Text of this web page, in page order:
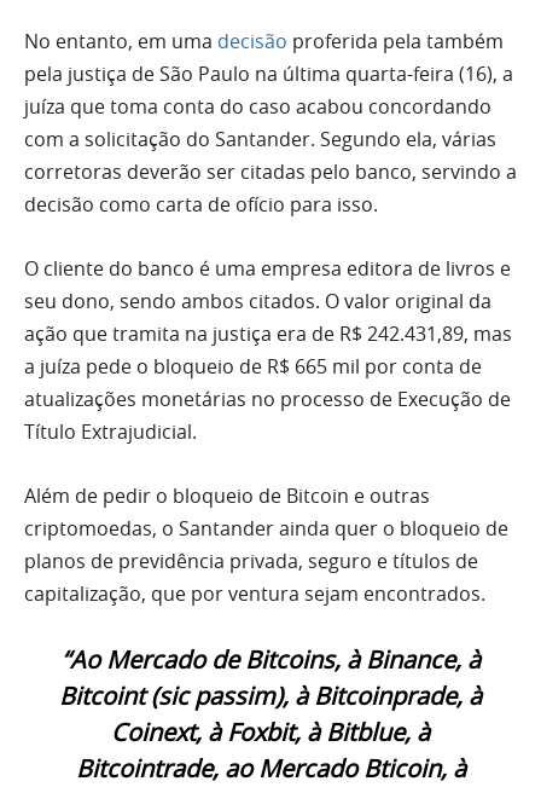
No entanto, em uma decisão proferida pela também
pela justiça de São Paulo na última quarta-feira (16), a
juíza que toma conta do caso acabou concordando
com a solicitação do Santander. Segundo ela, várias
corretoras deverão ser citadas pelo banco, servindo a
decisão como carta de ofício para isso.
O cliente do banco é uma empresa editora de livros e
seu dono, sendo ambos citados. O valor original da
ação que tramita na justiça era de R$ 242.431,89, mas
a juíza pede o bloqueio de R$ 665 mil por conta de
atualizações monetárias no processo de Execução de
Título Extrajudicial.
Além de pedir o bloqueio de Bitcoin e outras
criptomoedas, o Santander ainda quer o bloqueio de
planos de previdência privada, seguro e títulos de
capitalização, que por ventura sejam encontrados.
“Ao Mercado de Bitcoins, à Binance, à
Bitcoint (sic passim), à Bitcoinprade, à
Coinext, à Foxbit, à Bitblue, à
Bitcointrade, ao Mercado Bticoin, à